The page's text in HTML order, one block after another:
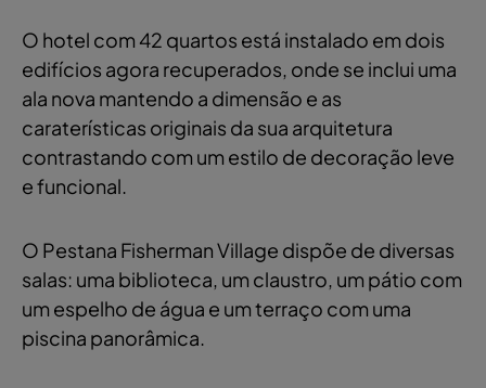
O hotel com 42 quartos está instalado em dois
edifícios agora recuperados, onde se inclui uma
ala nova mantendo a dimensão e as
caraterísticas originais da sua arquitetura
contrastando com um estilo de decoração leve
e funcional.
O Pestana Fisherman Village dispõe de diversas
salas: uma biblioteca, um claustro, um pátio com
um espelho de água e um terraço com uma
piscina panorâmica.